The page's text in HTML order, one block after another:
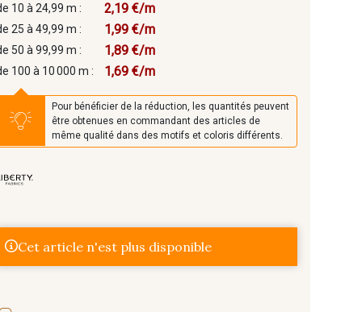
10 à 24,99 m : 2,19 €/m
25 à 49,99 m : 1,99 €/m
50 à 99,99 m : 1,89 €/m
100 à 10 000 m : 1,69 €/m
Pour bénéficier de la réduction, les quantités peuvent
être obtenues en commandant des articles de
même qualité dans des motifs et coloris différents.
Cet article n'est plus disponible